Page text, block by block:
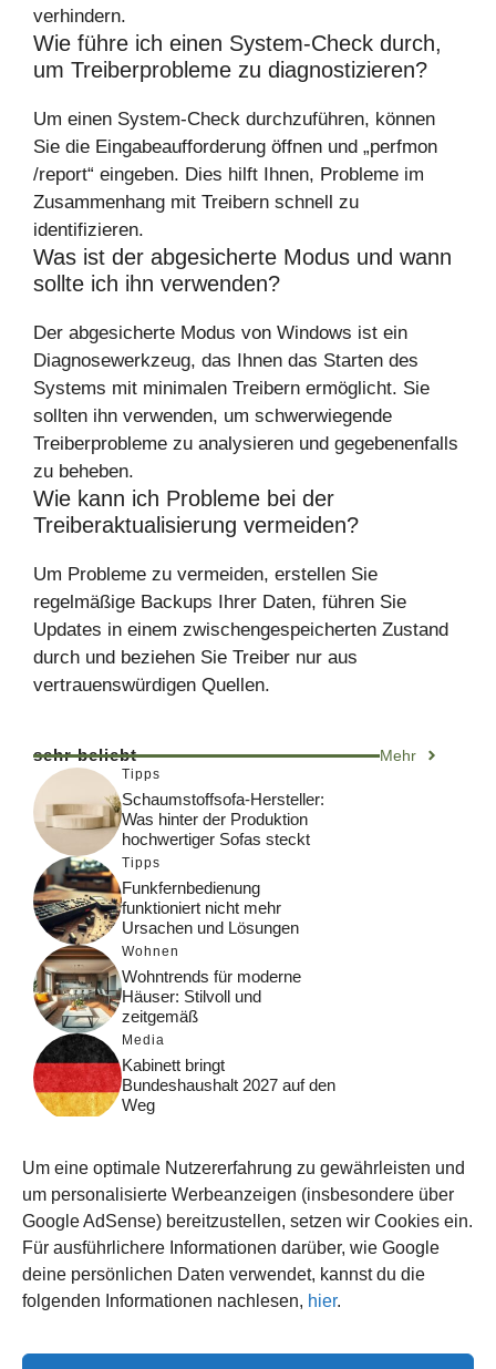
Um eine optimale Nutzererfahrung zu gewährleisten und
um personalisierte Werbeanzeigen (insbesondere über
Google AdSense) bereitzustellen, setzen wir Cookies ein.
Für ausführlichere Informationen darüber, wie Google
deine persönlichen Daten verwendet, kannst du die
folgenden Informationen nachlesen, hier.
verhindern.
Wie führe ich einen System-Check durch,
um Treiberprobleme zu diagnostizieren?
Um einen System-Check durchzuführen, können
Sie die Eingabeaufforderung öffnen und „perfmon
/report“ eingeben. Dies hilft Ihnen, Probleme im
Zusammenhang mit Treibern schnell zu
identifizieren.
Was ist der abgesicherte Modus und wann
sollte ich ihn verwenden?
Der abgesicherte Modus von Windows ist ein
Diagnosewerkzeug, das Ihnen das Starten des
Systems mit minimalen Treibern ermöglicht. Sie
sollten ihn verwenden, um schwerwiegende
Treiberprobleme zu analysieren und gegebenenfalls
zu beheben.
Wie kann ich Probleme bei der
Treiberaktualisierung vermeiden?
Um Probleme zu vermeiden, erstellen Sie
regelmäßige Backups Ihrer Daten, führen Sie
Updates in einem zwischengespeicherten Zustand
durch und beziehen Sie Treiber nur aus
vertrauenswürdigen Quellen.
sehr beliebt Mehr
Tipps
Schaumstoffsofa-Hersteller:
Was hinter der Produktion
hochwertiger Sofas steckt
Tipps
Funkfernbedienung
funktioniert nicht mehr
Ursachen und Lösungen
Wohnen
Wohntrends für moderne
Häuser: Stilvoll und
zeitgemäß
Media
Kabinett bringt
Bundeshaushalt 2027 auf den
Weg
Funktionsweise, Prozesse
und Rankinglogik
Computer
Wieso habe ich im moment
kein Internet?